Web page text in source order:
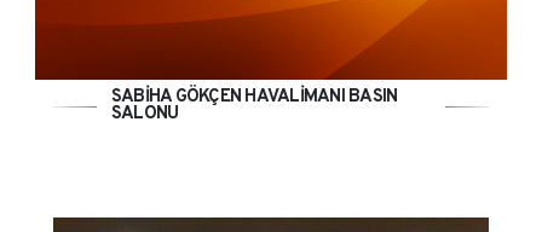
SABİHA GÖKÇEN HAVALİMANI BASIN
SALONU